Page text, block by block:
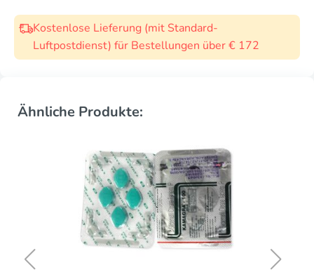
Kostenlose Lieferung (mit Standard-
Luftpostdienst) für Bestellungen über € 172
Ähnliche Produkte: